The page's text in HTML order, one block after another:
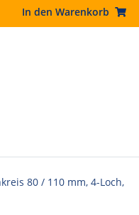
In den Warenkorb
80 / 110 mm, 4-Loch,